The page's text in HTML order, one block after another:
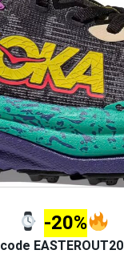
-20%
code EASTEROUT20